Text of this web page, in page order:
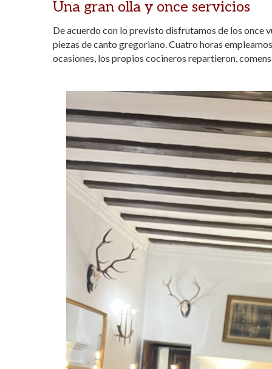
Una gran olla y once servicios
De acuerdo con lo previsto disfrutamos de los once
piezas de canto gregoriano. Cuatro horas
ocasiones, los propios cocineros repartieron,